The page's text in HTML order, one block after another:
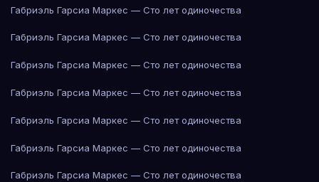
Габриэль Гарсиа Маркес — Сто лет одиночества
Габриэль Гарсиа Маркес — Сто лет одиночества
Габриэль Гарсиа Маркес — Сто лет одиночества
Габриэль Гарсиа Маркес — Сто лет одиночества
Габриэль Гарсиа Маркес — Сто лет одиночества
Габриэль Гарсиа Маркес — Сто лет одиночества
Габриэль Гарсиа Маркес — Сто лет одиночества